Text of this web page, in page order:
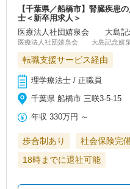
【千葉県／船橋市】腎臓疾患
士＜新卒用求人＞
医療法人社団嬉泉会 大島記
医療法人社団嬉泉会 大島記念嬉
転職支援サービス経由
理学療法士 / 正職員
千葉県 船橋市 三咲3-5-15
年収 330万円 ～
歩合制あり 社会保険完
18時までに退社可能